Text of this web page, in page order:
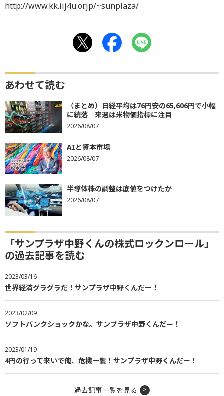
http://www.kk.iij4u.or.jp/~sunplaza/
あわせて読む
（まとめ）日経平均は76円安の65,606円で小幅
に続落 来週は米物価指標に注目
2026/08/07
AIと資本市場
2026/08/07
半導体株の調整は底値をつけたか
2026/08/07
「サンプラザ中野くんの株式ロックンロール」
の過去記事を読む
2023/03/16
世界経済グラグラだ！サンプラザ中野くんだー！
2023/02/09
ソフトバンクショックかな。サンプラザ中野くんだー！
2023/01/19
4円の行って来いで俺、危機一髪！サンプラザ中野くんだー！
過去記事一覧を見る